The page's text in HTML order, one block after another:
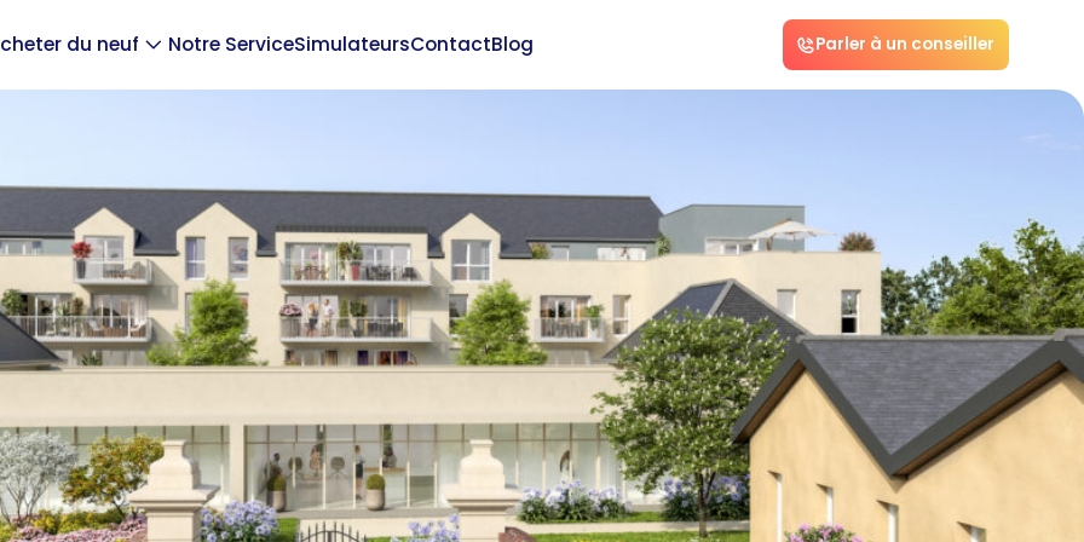
du neuf Notre ServiceSimulateursContactBlog Parler à un conseiller